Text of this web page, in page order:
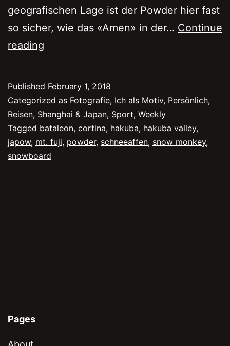
geografischen Lage ist der Powder hier fast
so sicher, wie das «Amen» in der… Continue
reading
in
Hakuba
Published February 1, 2018
Categorized as Fotografie, Ich als Motiv, Persönlich,
Reisen, Shanghai & Japan, Sport, Weekly
Tagged bataleon, cortina, hakuba, hakuba valley,
japow, mt. fuji, powder, schneeaffen, snow monkey,
snowboard
Pages